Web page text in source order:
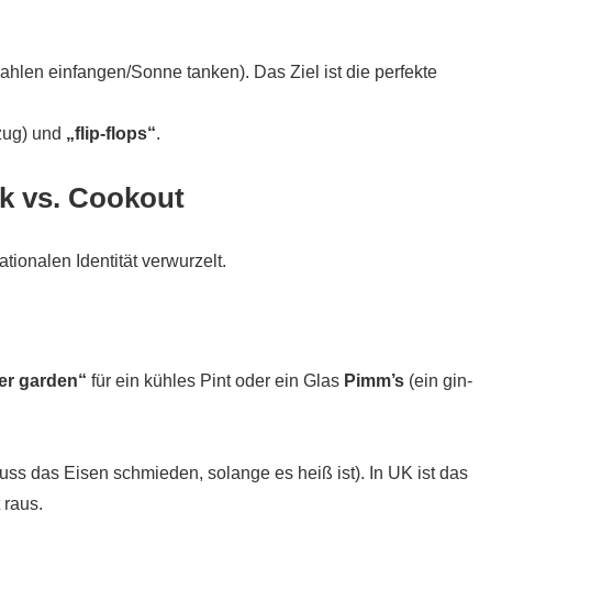
einfangen/Sonne tanken). Das Ziel ist die perfekte
und „flip-flops“.
vs. Cookout
Identität verwurzelt.
garden“ für ein kühles Pint oder ein Glas Pimm’s (ein gin-
das Eisen schmieden, solange es heiß ist). In UK ist das
raus.